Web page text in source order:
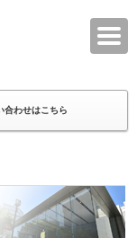
合わせはこちら